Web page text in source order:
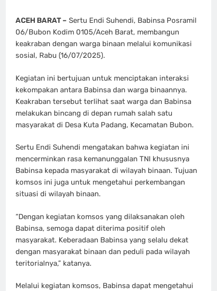
ACEH BARAT – Sertu Endi Suhendi, Babinsa Posramil
06/Bubon Kodim 0105/Aceh Barat, membangun
keakraban dengan warga binaan melalui komunikasi
sosial, Rabu (16/07/2025).
Kegiatan ini bertujuan untuk menciptakan interaksi
kekompakan antara Babinsa dan warga binaannya.
Keakraban tersebut terlihat saat warga dan Babinsa
melakukan bincang di depan rumah salah satu
masyarakat di Desa Kuta Padang, Kecamatan Bubon.
Sertu Endi Suhendi mengatakan bahwa kegiatan ini
mencerminkan rasa kemanunggalan TNI khususnya
Babinsa kepada masyarakat di wilayah binaan. Tujuan
komsos ini juga untuk mengetahui perkembangan
situasi di wilayah binaan.
“Dengan kegiatan komsos yang dilaksanakan oleh
Babinsa, semoga dapat diterima positif oleh
masyarakat. Keberadaan Babinsa yang selalu dekat
dengan masyarakat binaan dan peduli pada wilayah
teritorialnya,” katanya.
Melalui kegiatan komsos, Babinsa dapat mengetahui